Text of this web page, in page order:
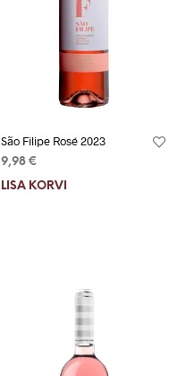
São Filipe Rosé 2023
9,98 €
LISA KORVI